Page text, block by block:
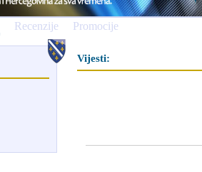
Recenzije Promocije
Vijesti: